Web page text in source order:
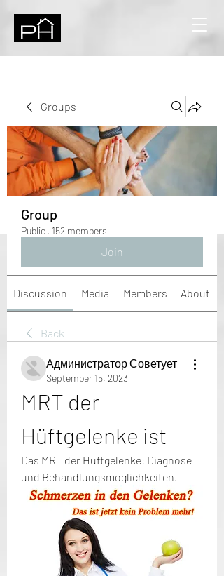
Groups
Group
Public · 152 members
Join
Discussion Media Members About
Back
Администратор Советует
September 15, 2023
MRT der
Hüftgelenke ist
Das MRT der Hüftgelenke: Diagnose
und Behandlungsmöglichkeiten.